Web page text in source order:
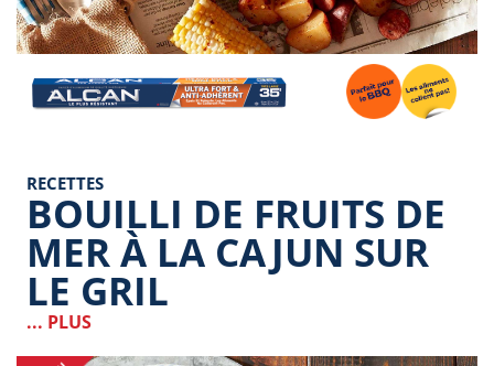
Image
RECETTES
BOUILLI DE FRUITS DE
MER À LA CAJUN SUR
LE GRIL
... PLUS